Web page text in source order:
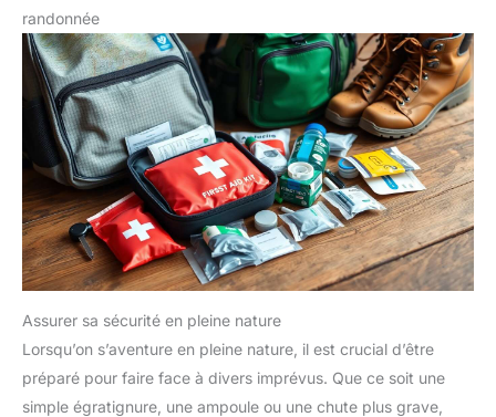
randonnée
Assurer sa sécurité en pleine nature
Lorsqu’on s’aventure en pleine nature, il est crucial d’être
préparé pour faire face à divers imprévus. Que ce soit une
simple égratignure, une ampoule ou une chute plus grave,